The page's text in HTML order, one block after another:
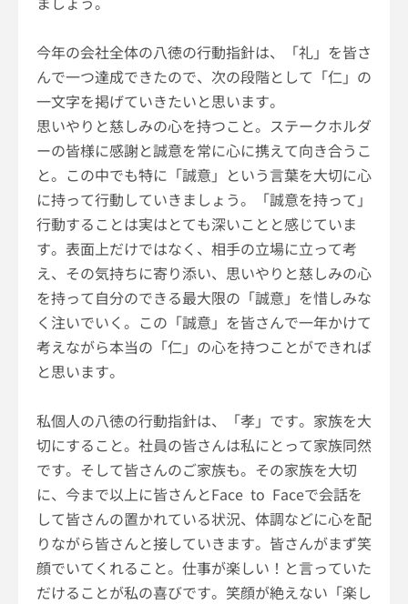
今年の会社全体の八徳の行動指針は、「礼」を皆さ
んで一つ達成できたので、次の段階として「仁」の
一文字を掲げていきたいと思います。
思いやりと慈しみの心を持つこと。ステークホルダ
ーの皆様に感謝と誠意を常に心に携えて向き合うこ
と。この中でも特に「誠意」という言葉を大切に心
に持って行動していきましょう。「誠意を持って」
行動することは実はとても深いことと感じていま
す。表面上だけではなく、相手の立場に立って考
え、その気持ちに寄り添い、思いやりと慈しみの心
を持って自分のできる最大限の「誠意」を惜しみな
く注いでいく。この「誠意」を皆さんで一年かけて
考えながら本当の「仁」の心を持つことができれば
と思います。
私個人の八徳の行動指針は、「孝」です。家族を大
切にすること。社員の皆さんは私にとって家族同然
です。そして皆さんのご家族も。その家族を大切
に、今まで以上に皆さんとFace to Faceで会話を
して皆さんの置かれている状況、体調などに心を配
りながら皆さんと接していきます。皆さんがまず笑
顔でいてくれること。仕事が楽しい！と言っていた
だけることが私の喜びです。笑顔が絶えない「楽し